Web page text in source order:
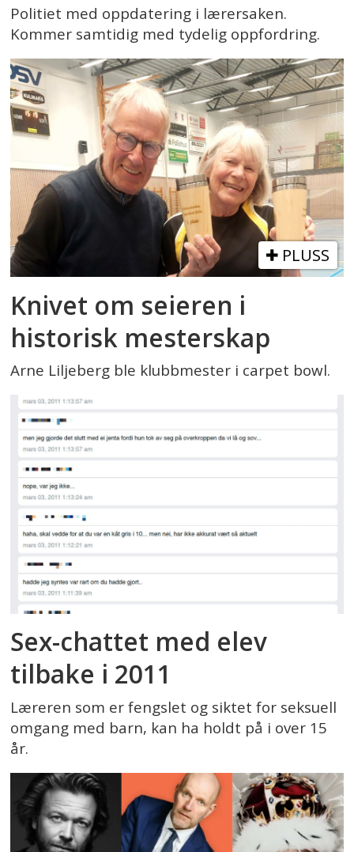
Politiet med oppdatering i lærersaken.
Kommer samtidig med tydelig oppfordring.
PLUSS
Knivet om seieren i
historisk mesterskap
Arne Liljeberg ble klubbmester i carpet bowl.
Sex-chattet med elev
tilbake i 2011
Læreren som er fengslet og siktet for seksuell
omgang med barn, kan ha holdt på i over 15
år.